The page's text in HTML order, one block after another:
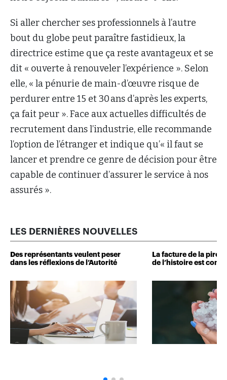
Si aller chercher ses professionnels à l’autre
bout du globe peut paraître fastidieux, la
directrice estime que ça reste avantageux et se
dit « ouverte à renouveler l’expérience ». Selon
elle, « la pénurie de main-d’œuvre risque de
perdurer entre 15 et 30 ans d’après les experts,
ça fait peur ». Face aux actuelles difficultés de
recrutement dans l’industrie, elle recommande
l’option de l’étranger et indique qu’« il faut se
lancer et prendre ce genre de décision pour être
capable de continuer d’assurer le service à nos
assurés ».
LES DERNIÈRES NOUVELLES
Des représentants veulent peser
dans les réflexions de l’Autorité
La facture de la pire
de l’histoire est